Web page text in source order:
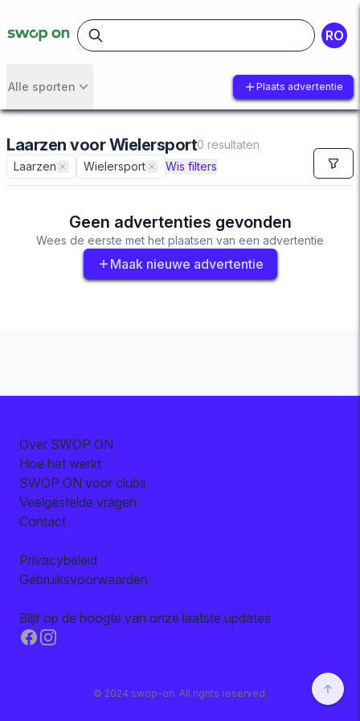
RO
Alle sporten Plaats advertentie
Laarzen voor Wielersport0 resultaten
Laarzen
Wielersport Wis filters
Geen advertenties gevonden
Wees de eerste met het plaatsen van een advertentie
Maak nieuwe advertentie
Over SWOP ON
Hoe het werkt
SWOP ON voor clubs
Veelgestelde vragen
Contact
Privacybeleid
Gebruiksvoorwaarden
Blijf op de hoogte van onze laatste updates
Facebook
Instagram
© 2024 swop-on. All rights reserved.